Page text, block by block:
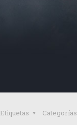
Categorías
Etiquetas